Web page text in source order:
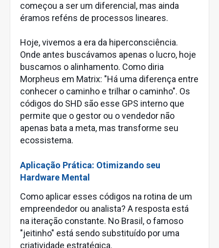
começou a ser um diferencial, mas ainda
éramos reféns de processos lineares.
Hoje, vivemos a era da hiperconsciência.
Onde antes buscávamos apenas o lucro, hoje
buscamos o alinhamento. Como diria
Morpheus em Matrix: "Há uma diferença entre
conhecer o caminho e trilhar o caminho". Os
códigos do SHD são esse GPS interno que
permite que o gestor ou o vendedor não
apenas bata a meta, mas transforme seu
ecossistema.
Aplicação Prática: Otimizando seu
Hardware Mental
Como aplicar esses códigos na rotina de um
empreendedor ou analista? A resposta está
na iteração constante. No Brasil, o famoso
"jeitinho" está sendo substituído por uma
criatividade estratégica.